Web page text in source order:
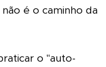
é o caminho da
o "auto-